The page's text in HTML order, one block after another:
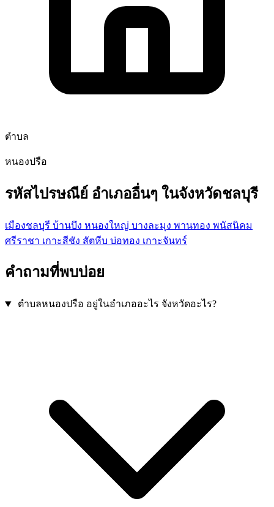
ตำบล
หนองปรือ
รหัสไปรษณีย์ อำเภออื่นๆ ในจังหวัดชลบุรี
เมืองชลบุรี บ้านบึง หนองใหญ่ บางละมุง พานทอง พนัสนิคม
ศรีราชา เกาะสีชัง สัตหีบ บ่อทอง เกาะจันทร์
คำถามที่พบบ่อย
ตำบลหนองปรือ อยู่ในอำเภออะไร จังหวัดอะไร?